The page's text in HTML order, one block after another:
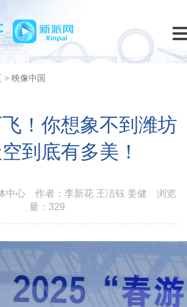
>映像中国
！你想象不到潍坊
到底有多美！
中心 作者：李新花 王洁钰 姜健
浏览
量：329